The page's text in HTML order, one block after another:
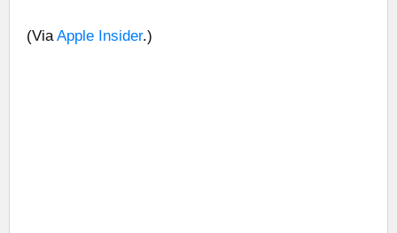
(ViaApple Insider.)